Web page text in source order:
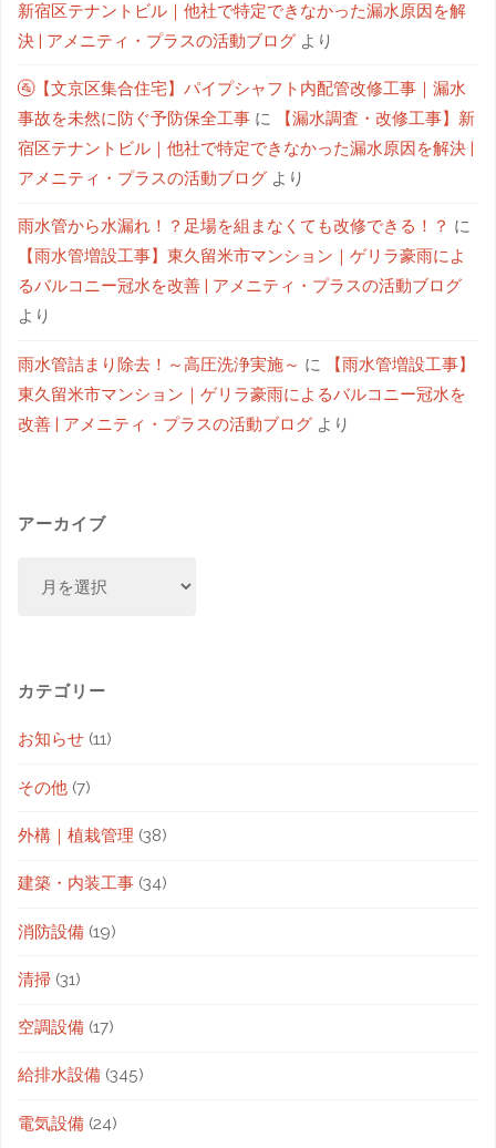
新宿区テナントビル｜他社で特定できなかった漏水原因を解
決 | アメニティ・プラスの活動ブログ より
🚰【文京区集合住宅】パイプシャフト内配管改修工事｜漏水
事故を未然に防ぐ予防保全工事 に
【漏水調査・改修工事】新
宿区テナントビル｜他社で特定できなかった漏水原因を解決 |
アメニティ・プラスの活動ブログ より
雨水管から水漏れ！？足場を組まなくても改修できる！？ に
【雨水管増設工事】東久留米市マンション｜ゲリラ豪雨によ
るバルコニー冠水を改善 | アメニティ・プラスの活動ブログ
より
雨水管詰まり除去！～高圧洗浄実施～ に
【雨水管増設工事】
東久留米市マンション｜ゲリラ豪雨によるバルコニー冠水を
改善 | アメニティ・プラスの活動ブログ より
アーカイブ
カテゴリー
お知らせ (11)
その他 (7)
外構｜植栽管理 (38)
建築・内装工事 (34)
消防設備 (19)
清掃 (31)
空調設備 (17)
給排水設備 (345)
電気設備 (24)